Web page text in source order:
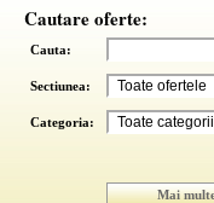
Cautare oferte:
Cauta:
Sectiunea:
Categoria: